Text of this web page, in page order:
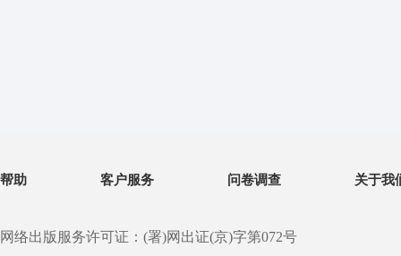
帮助 客户服务 问卷调查 关于我
网络出版服务许可证：(署)网出证(京)字第072号